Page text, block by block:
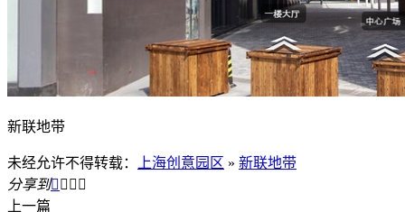
新联地带
未经允许不得转载： 上海创意园区 » 新联地带
分享到   
上一篇